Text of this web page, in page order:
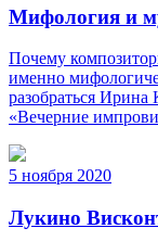
Мифология и
Почему
именно
разобраться
«Вечерние
5 ноября 2020
Лукино